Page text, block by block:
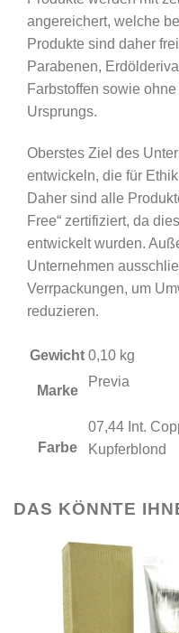
angereichert, welche
Produkte sind daher
Parabenen,
Farbstoffen sowie
Ursprungs.
Oberstes Ziel des
entwickeln, die für
Daher sind alle
Free“ zertifiziert, da
entwickelt wurden.
Unternehmen
Verrpackungen, um
reduzieren.
Gewicht 0,10 kg
Marke
Previa
Farbe
07,44 Int.
Kupferblond
DAS KÖNNTE